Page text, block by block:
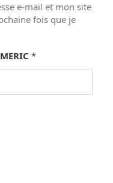
e-mail et mon site
fois que je
*